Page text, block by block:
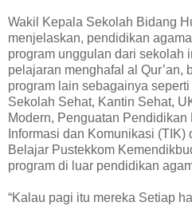
Wakil Kepala Sekolah Bidang
menjelaskan, pendidikan
program unggulan dari sekolah
pelajaran menghafal al Qur’an,
program lain sebagainya
Sekolah Sehat, Kantin Sehat,
Modern, Penguatan Pendidikan
Informasi dan Komunikasi
Belajar Pustekkom
program di luar pendidikan
“Kalau pagi itu mereka Setiap